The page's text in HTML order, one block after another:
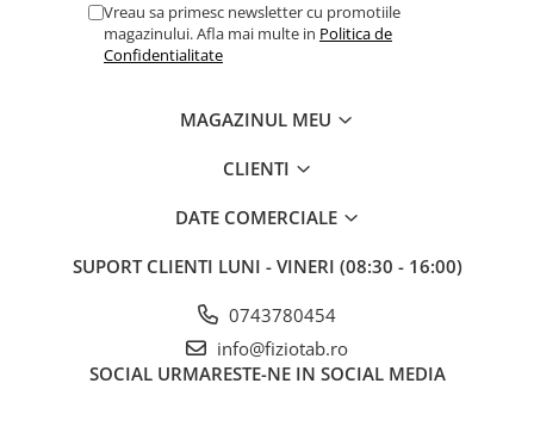
Vreau sa primesc newsletter cu promotiile
magazinului. Afla mai multe in Politica de
Confidentialitate
MAGAZINUL MEU
CLIENTI
DATE COMERCIALE
SUPORT CLIENTI LUNI - VINERI (08:30 - 16:00)
0743780454
info@fiziotab.ro
SOCIAL URMARESTE-NE IN SOCIAL MEDIA